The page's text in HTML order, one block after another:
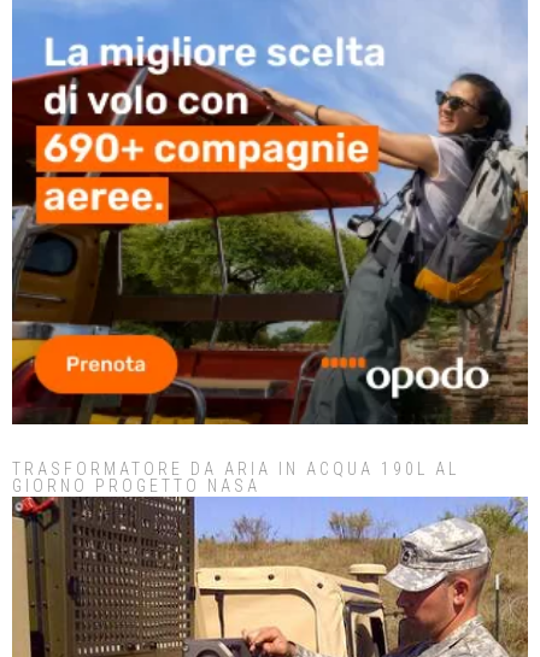
TRASFORMATORE DA ARIA IN ACQUA 190L AL
GIORNO PROGETTO NASA